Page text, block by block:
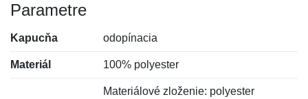
Parametre
Kapucňa odopínacia
Materiál 100% polyester
Materiálové zloženie: polyester